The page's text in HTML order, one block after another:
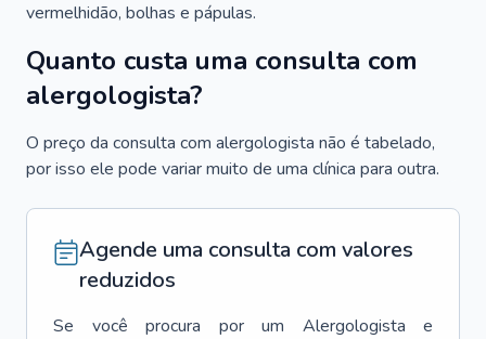
vermelhidão, bolhas e pápulas.
Quanto custa uma consulta com
alergologista?
O preço da consulta com alergologista não é tabelado,
por isso ele pode variar muito de uma clínica para outra.
Agende uma consulta com valores
reduzidos
Se você procura por um
Alergologista e